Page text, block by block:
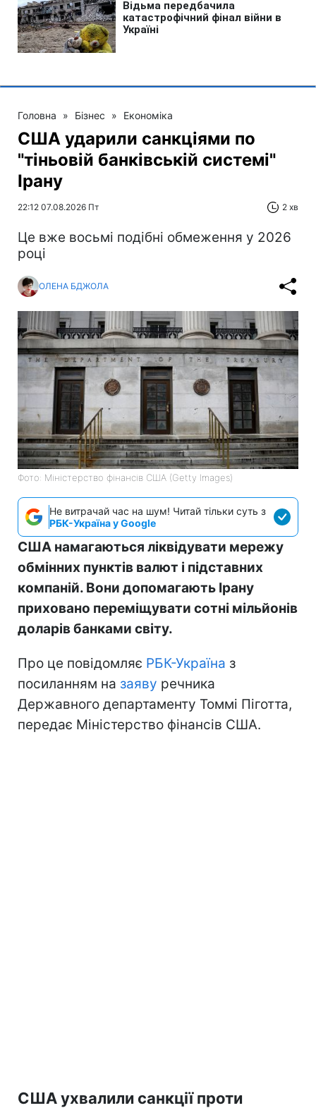
Головна » Бізнес » Економіка
США ударили санкціями по
"тіньовій банківській системі"
Ірану
22:12 07.08.2026 Пт 2 хв
Це вже восьмі подібні обмеження у 2026
році
ОЛЕНА БДЖОЛА
Фото: Міністерство фінансів СШA (Getty Images)
Не витрачай час на шум! Читай тільки суть з
РБК-Україна у Google
США намагаються ліквідувати мережу
обмінних пунктів валют і підставних
компаній. Вони допомагають Ірану
приховано переміщувати сотні мільйонів
доларів банками світу.
Про це повідомляє РБК-Україна з
посиланням на заяву речника
Державного департаменту Томмі Піготта,
передає Міністерство фінансів США.
США ухвалили санкції проти